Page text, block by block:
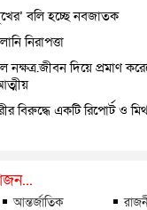
বলি হচ্ছে নবজাতক
নিরাপত্তা
নক্ষত্র.জীবন দিয়ে প্রমাণ
বিরুদ্ধে একটি রিপোর্ট ও
আন্তর্জাতিক